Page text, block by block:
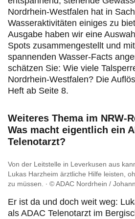
Nordrhein-Westfalen hat in
Wasseraktivitäten einiges zu
Ausgabe haben wir eine
Spots zusammengestellt und
spannenden Wasser-Facts
schätzen Sie: Wie viele
Nordrhein-Westfalen? Die
Heft ab Seite 8.
Weiteres Thema im NRW-
Was macht eigentlich ein
Telenotarzt?
Von der Leitstelle in Leverkusen aus
Lukas Harzheim ärztliche Hilfe leisten,
zu müssen.
© ADAC Nordrhein /
Er ist da und doch weit weg:
als ADAC Telenotarzt im